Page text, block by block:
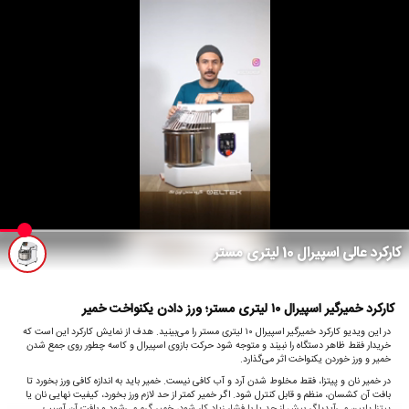
کارکرد عالی اسپیرال 10 لیتری مستر
کارکرد خمیرگیر اسپیرال ۱۰ لیتری مستر؛ ورز دادن یکنواخت خمیر
در این ویدیو کارکرد خمیرگیر اسپیرال ۱۰ لیتری مستر را می‌بینید. هدف از نمایش کارکرد این است که
خریدار فقط ظاهر دستگاه را نبیند و متوجه شود حرکت بازوی اسپیرال و کاسه چطور روی جمع شدن
خمیر و ورز خوردن یکنواخت اثر می‌گذارد.
در خمیر نان و پیتزا، فقط مخلوط شدن آرد و آب کافی نیست. خمیر باید به اندازه کافی ورز بخورد تا
بافت آن کشسان، منظم و قابل کنترل شود. اگر خمیر کمتر از حد لازم ورز بخورد، کیفیت نهایی نان یا